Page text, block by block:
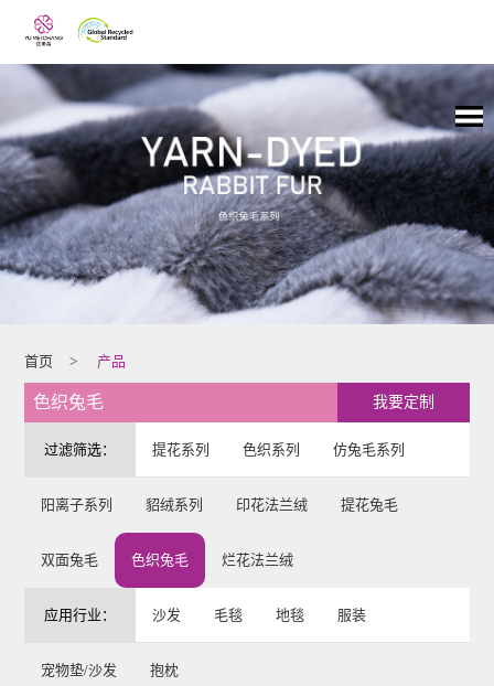
首页 > 产品
我要定制
色织兔毛
过滤筛选： 提花系列 色织系列 仿兔毛系列
阳离子系列 貂绒系列 印花法兰绒 提花兔毛
双面兔毛 色织兔毛 烂花法兰绒
应用行业： 沙发 毛毯 地毯 服装
宠物垫/沙发 抱枕